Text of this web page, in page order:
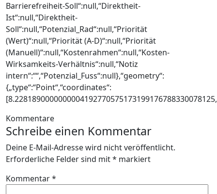
Barrierefreiheit-Soll“:null,“Direktheit-
Ist“:null,“Direktheit-
Soll“:null,“Potenzial_Rad“:null,“Priorität
(Wert)“:null,“Priorität (A-D)“:null,“Priorität
(Manuell)“:null,“Kostenrahmen“:null,“Kosten-
Wirksamkeits-Verhältnis“:null,“Notiz
intern“:““,“Potenzial_Fuss“:null},“geometry“:
{„type“:“Point“,“coordinates“:
Kommentare
Schreibe einen Kommentar
Deine E-Mail-Adresse wird nicht veröffentlicht.
Erforderliche Felder sind mit* markiert
Kommentar*